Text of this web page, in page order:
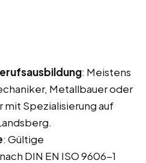
: Meistens
Metallbauer oder
Spezialisierung auf
: Gültige
DIN EN ISO 9606-1